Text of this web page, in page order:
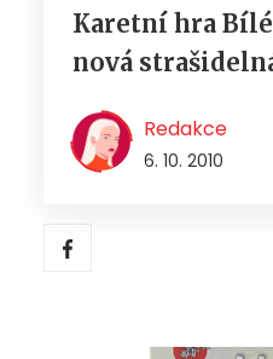
Karetní hra
nová
Redakce
6. 10. 2010